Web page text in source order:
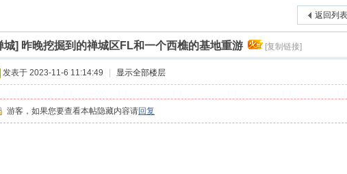
索
›
返回列表
城] 昨晚挖掘到的禅城区FL和一个西樵的基地重游 [复制链接]
发表于 2023-11-6 11:14:49 显示全部楼层
游客，如果您要查看本帖隐藏内容请回复